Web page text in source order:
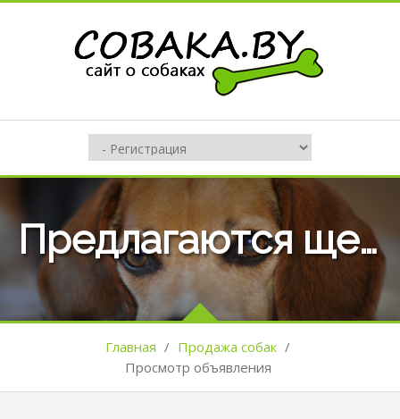
Предлагаются щенки Веймарской легавой
Главная / Продажа собак /
Просмотр объявления